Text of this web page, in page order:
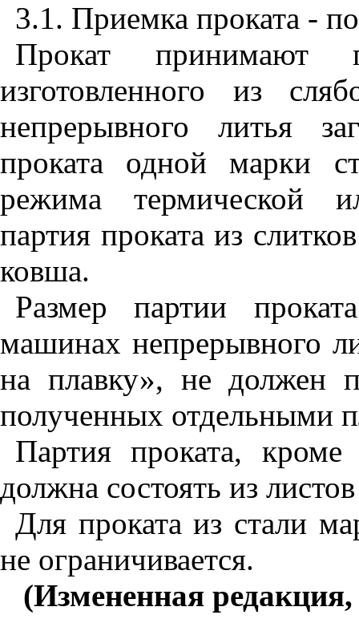
3.1. Приемка проката -
Прокат принимают
изготовленного из
непрерывного литья
проката одной марки
режима термической
партия проката из
ковша.
Размер партии
машинах непрерывного
на плавку», не должен
полученных отдельными
Партия проката,
должна состоять из
Для проката из стали
не ограничивается.
(Измененная